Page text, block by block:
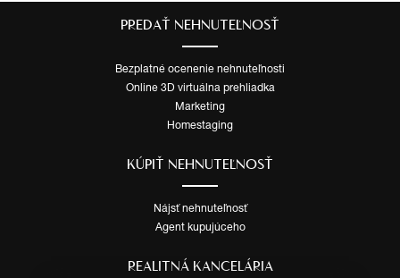
PREDAŤ NEHNUTEĽNOSŤ
Bezplatné ocenenie nehnuteľnosti
Online 3D virtuálna prehliadka
Marketing
Homestaging
KÚPIŤ NEHNUTEĽNOSŤ
Nájsť nehnuteľnosť
Agent kupujúceho
REALITNÁ KANCELÁRIA